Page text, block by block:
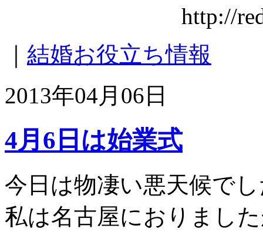
http://
結婚お役立ち情報
2013年04月06日
4月6日は始業式
今日は物凄い悪天候で
私は名古屋におりまし